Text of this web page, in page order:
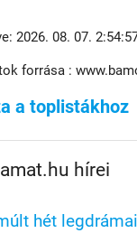
2026. 08. 07.
forrása :
a toplistákhoz
hírei
hét